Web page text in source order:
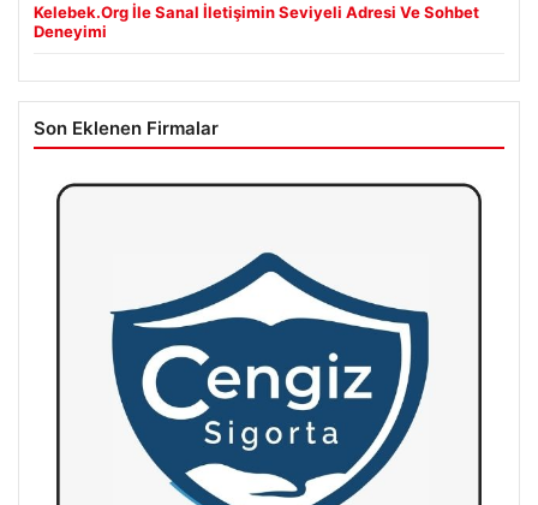
Kelebek.Org İle Sanal İletişimin Seviyeli Adresi Ve Sohbet
Deneyimi
Son Eklenen Firmalar